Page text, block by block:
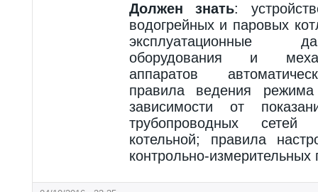
Должен знать:
водогрейных и паровых
эксплуатационные
оборудования и
аппаратов
правила ведения
зависимости от
трубопроводных
котельной; правила
контрольно-измерительных